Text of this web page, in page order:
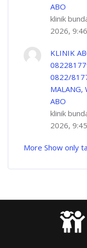
ABO
klinik
2026,
KLINIK
0822/
ABO
klinik
2026,
More Show only